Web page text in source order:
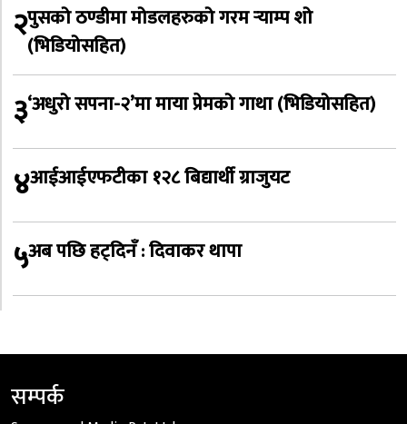
२पुसको ठण्डीमा मोडलहरुको गरम र्‍याम्प शो
(भिडियोसहित)
३‘अधुरो सपना-२’मा माया प्रेमको गाथा (भिडियोसहित)
४आईआईएफटीका १२८ बिद्यार्थी ग्राजुयट
५अब पछि हट्दिनँ : दिवाकर थापा
सम्पर्क